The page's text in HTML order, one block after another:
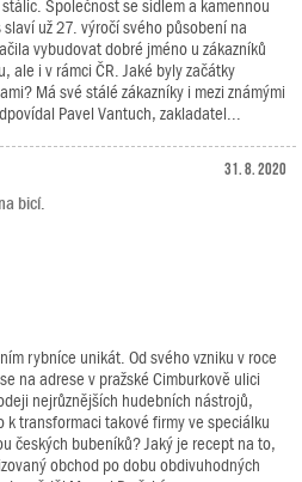
Společnost se sídlem a kamennou
už 27. výročí svého působení na
vybudovat dobré jméno u zákazníků
ale i v rámci ČR. Jaké byly začátky
Má své stálé zákazníky i mezi známými
Pavel Vantuch, zakladatel...
31. 8. 2020
bicí.
rybníce unikát. Od svého vzniku v roce
na adrese v pražské Cimburkově ulici
nejrůznějších hudebních nástrojů,
k transformaci takové firmy ve speciálku
českých bubeníků? Jaký je recept na to,
obchod po dobu obdivuhodných